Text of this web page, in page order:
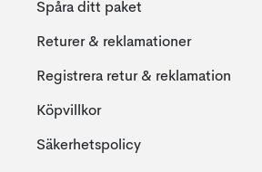
Spåra ditt paket
Returer & reklamationer
Registrera retur & reklamation
Köpvillkor
Säkerhetspolicy